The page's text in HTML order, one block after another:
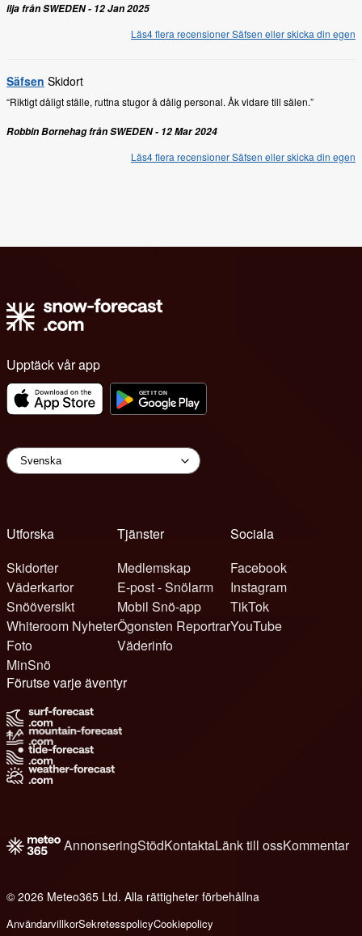
ilja från SWEDEN - 12 Jan 2025
Läs4 flera recensioner Säfsen eller skicka din egen
Säfsen Skidort
“Riktigt dåligt ställe, ruttna stugor å dålig personal. Åk vidare till sälen.”
Robbin Bornehag från SWEDEN - 12 Mar 2024
Läs4 flera recensioner Säfsen eller skicka din egen
Upptäck vår app
Utforska
Skidorter
Väderkartor
Snööversikt
Whiteroom Nyheter
Foto
MinSnö
Tjänster
Medlemskap
E-post - Snölarm
Mobil Snö-app
Ögonsten Reportrar
Väderinfo
Sociala
Facebook
Instagram
TikTok
YouTube
Förutse varje äventyr
AnnonseringStödKontaktaLänk till ossKommentar
© 2026 Meteo365 Ltd. Alla rättigheter förbehållna
AnvändarvillkorSekretesspolicyCookiepolicy